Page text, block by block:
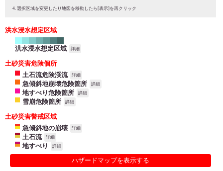
選択区域を変更したり地図を移動したら[表示]を再クリック
洪水浸水想定区域
洪水浸水想定区域 詳細
土砂災害危険個所
土石流危険渓流
詳細
急傾斜地崩壊危険箇所 詳細
地すべり危険箇所 詳細
雪崩危険箇所 詳細
土砂災害警戒区域
急傾斜地の崩壊
詳細
土石流 詳細
地すべり 詳細
ハザードマップを表示する